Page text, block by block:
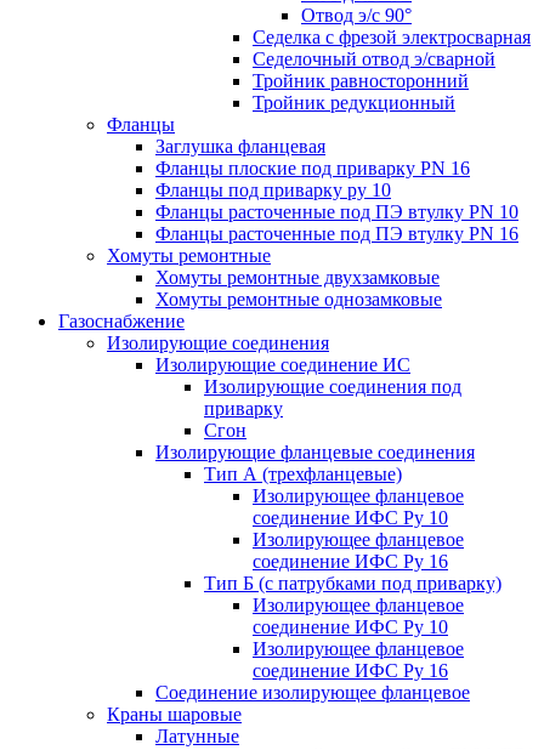
Отвод э/с 90°
Седелка с фрезой электросварная
Седелочный отвод э/сварной
Тройник равносторонний
Тройник редукционный
Фланцы
Заглушка фланцевая
Фланцы плоские под приварку PN 16
Фланцы под приварку ру 10
Фланцы расточенные под ПЭ втулку PN 10
Фланцы расточенные под ПЭ втулку PN 16
Хомуты ремонтные
Хомуты ремонтные двухзамковые
Хомуты ремонтные однозамковые
Газоснабжение
Изолирующие соединения
Изолирующие соединение ИС
Изолирующие соединения под
приварку
Сгон
Изолирующие фланцевые соединения
Тип А (трехфланцевые)
Изолирующее фланцевое
соединение ИФС Ру 10
Изолирующее фланцевое
соединение ИФС Ру 16
Тип Б (с патрубками под приварку)
Изолирующее фланцевое
соединение ИФС Ру 10
Изолирующее фланцевое
соединение ИФС Ру 16
Соединение изолирующее фланцевое
Краны шаровые
Латунные